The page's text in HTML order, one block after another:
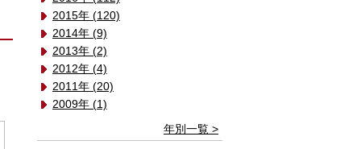
2015年 (120)
2014年 (9)
2013年 (2)
2012年 (4)
2011年 (20)
2009年 (1)
年別一覧 >